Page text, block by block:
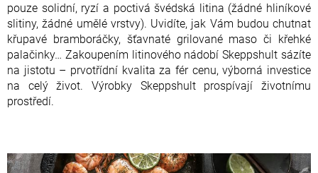
pouze solidní, ryzí a poctivá švédská litina (žádné hliníkové
slitiny, žádné umělé vrstvy). Uvidíte, jak Vám budou chutnat
křupavé bramboráčky, šťavnaté grilované maso či křehké
palačinky… Zakoupením litinového nádobí Skeppshult sázíte
na jistotu – prvotřídní kvalita za fér cenu, výborná investice
na celý život. Výrobky Skeppshult prospívají životnímu
prostředí.